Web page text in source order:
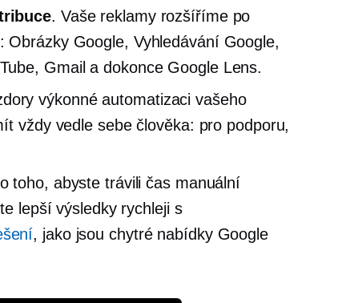
. Vaše reklamy rozšíříme po
: Obrázky Google, Vyhledávání Google,
Gmail a dokonce Google Lens.
výkonné automatizaci vašeho
vždy vedle sebe člověka: pro podporu,
toho, abyste trávili čas manuální
lepší výsledky rychleji s
, jako jsou chytré nabídky Google